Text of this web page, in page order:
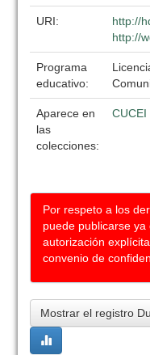
URI:
http://
http://
Programa
educativo:
Aparece en
las
colecciones:
CUCEI
Por respeto a los
puede publicarse
autorización
convenio de
Mostrar el registro